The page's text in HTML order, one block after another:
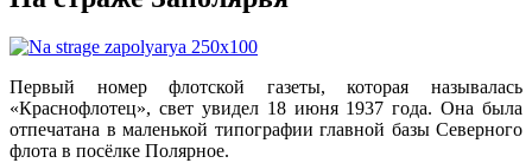
Первый номер флотской газеты, которая называлась
«Краснофлотец», свет увидел 18 июня 1937 года. Она была
отпечатана в маленькой типографии главной базы Северного
флота в посёлке Полярное.